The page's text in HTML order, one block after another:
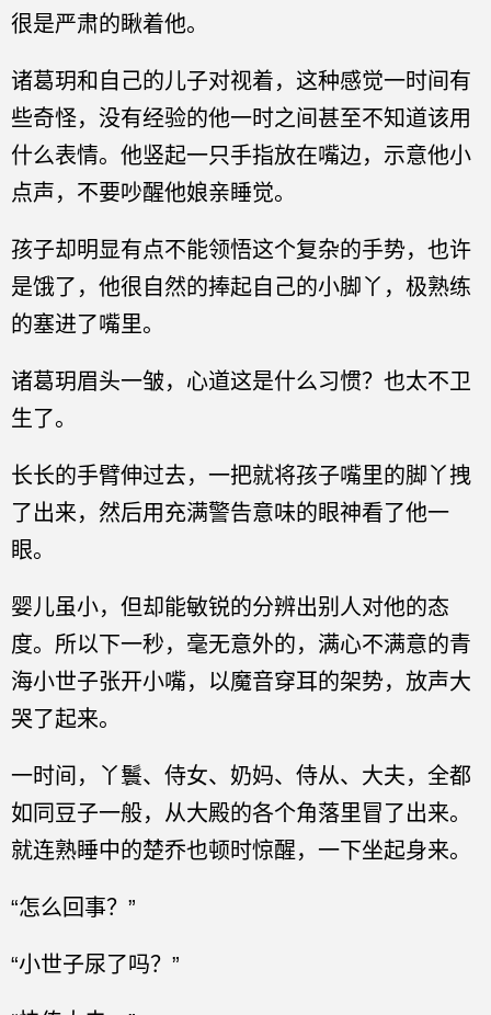
很是严肃的瞅着他。
诸葛玥和自己的儿子对视着，这种感觉一时间有
些奇怪，没有经验的他一时之间甚至不知道该用
什么表情。他竖起一只手指放在嘴边，示意他小
点声，不要吵醒他娘亲睡觉。
孩子却明显有点不能领悟这个复杂的手势，也许
是饿了，他很自然的捧起自己的小脚丫，极熟练
的塞进了嘴里。
诸葛玥眉头一皱，心道这是什么习惯？也太不卫
生了。
长长的手臂伸过去，一把就将孩子嘴里的脚丫拽
了出来，然后用充满警告意味的眼神看了他一
眼。
婴儿虽小，但却能敏锐的分辨出别人对他的态
度。所以下一秒，毫无意外的，满心不满意的青
海小世子张开小嘴，以魔音穿耳的架势，放声大
哭了起来。
一时间，丫鬟、侍女、奶妈、侍从、大夫，全都
如同豆子一般，从大殿的各个角落里冒了出来。
就连熟睡中的楚乔也顿时惊醒，一下坐起身来。
“怎么回事？”
“小世子尿了吗？”